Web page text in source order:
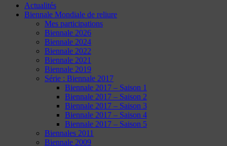
Actualités
Biennale Mondiale de reliure
Mes participations
Biennale 2026
Biennale 2024
Biennale 2022
Biennale 2021
Biennale 2019
Série : Biennale 2017
Biennale 2017 – Saison 1
Biennale 2017 – Saison 2
Biennale 2017 – Saison 3
Biennale 2017 – Saison 4
Biennale 2017 – Saison 5
Biennales 2011
Biennale 2009